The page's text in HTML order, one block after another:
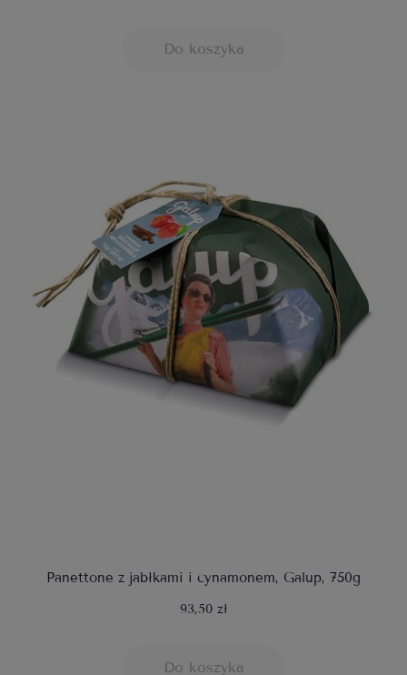
Do koszyka
Panettone z jabłkami i cynamonem, Galup, 750g
93,50 zł
Do koszyka